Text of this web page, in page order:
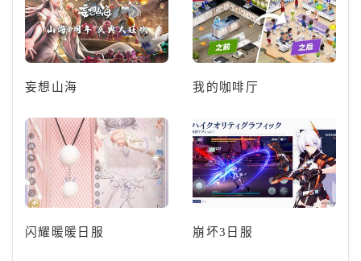
妄想山海 我的咖啡厅
闪耀暖暖日服 崩坏3日服